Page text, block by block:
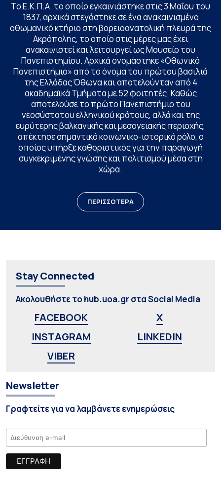
Το Ε.Κ.Π.Α. το οποίο εγκαινιάστηκε στις 3 Μαΐου του
1837, αρχικά στεγάστηκε σε ένα ανακαινισμένο
οθωμανικό κτήριο στη βορειοανατολική πλευρά της
Ακρόπολης, το οποίο στις μέρες μας έχει
ανακαινιστεί και λειτουργεί ως Μουσείο του
Πανεπιστημίου. Αρχικά ονομάστηκε «Οθωνικό
Πανεπιστήμιο» από το όνομα του πρώτου βασιλιά
της Ελλάδας Όθωνα και αποτελούνταν από 4
ακαδημαϊκά Τμήματα με 52 φοιτητές. Καθώς
αποτελούσε το πρώτο Πανεπιστήμιο του
νεοσύστατου ελληνικού κράτους, αλλά και της
ευρύτερης βαλκανικής και μεσογειακής περιοχής,
απέκτησε σημαντικό κοινωνικο-ιστορικό ρόλο, ο
οποίος υπήρξε καθοριστικός για την παραγωγή
συγκεκριμένης γνώσης και πολιτισμού μέσα στη
χώρα.
ΠΕΡΙΣΣΟΤΕΡΑ
Stay Connected
Ακολουθήστε το hub.uoa.gr στα Social Media
FACEBOOK
X
INSTAGRAM
LINKEDIN
VIBER
Newsletter
Γραφτείτε για να λαμβάνετε ενημερώσεις